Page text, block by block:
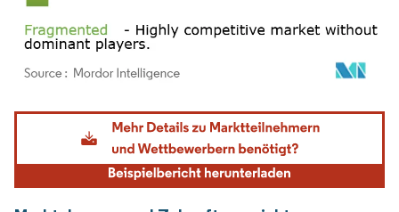
Bild © Mordor Intelligence. Wiederverwendung erfordert Namensnennung gemäß